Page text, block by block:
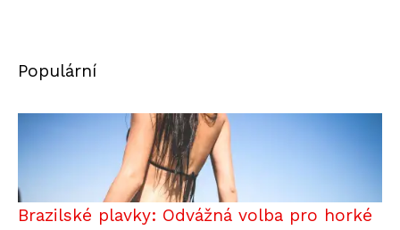
Populární
Brazilské plavky: Odvážná volba pro horké